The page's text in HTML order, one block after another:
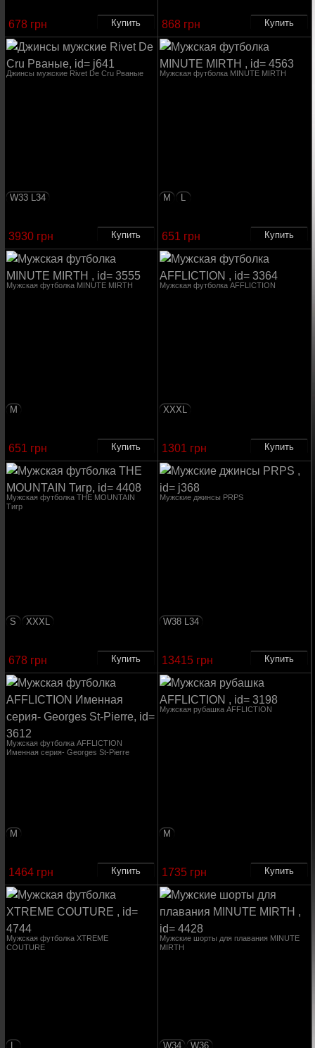
868 грн
678 грн
Мужская футболка MINUTE MIRTH
M L
651 грн
Джинсы мужские Rivet De Cru Рваные
W33 L34
3930 грн
Мужская футболка AFFLICTION
XXXL
1301 грн
Мужская футболка MINUTE MIRTH
M
651 грн
Мужские джинсы PRPS
W38 L34
13415 грн
Мужская футболка THE MOUNTAIN
Тигр
S XXXL
678 грн
Мужская рубашка AFFLICTION
M
1735 грн
Мужская футболка AFFLICTION
Именная серия- Georges St-Pierre
M
1464 грн
Мужские шорты для плавания MINUTE
MIRTH
W34 W36
Мужская футболка XTREME
COUTURE